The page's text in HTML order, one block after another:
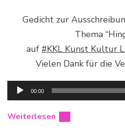
Gedicht zur
Thema
auf #KKL Kunst Kultur
Vielen Dank für die
00:00
Weiterlesen